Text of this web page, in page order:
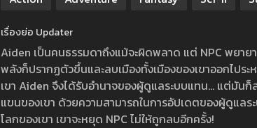
เรื่องย่อ Updater
Aiden เป็นคนธรรมดาถึงแม้จะผิดพลาด แต่ NPC พยาย
พลังก็ปรากฏตัวขึ้นและลบเมืองทั้งเมืองของเขาออกไปร
เขา Aiden จึงได้รับอำนาจของผู้ดูแลระบบแทน… แต่มันก็
แขนของเขา ด้วยความสามารถในการอัปเดตของผู้ดูแลร
โลกของเขา เขาจะหยุด NPC ไม่ให้ถูกลบอีกครั้ง!